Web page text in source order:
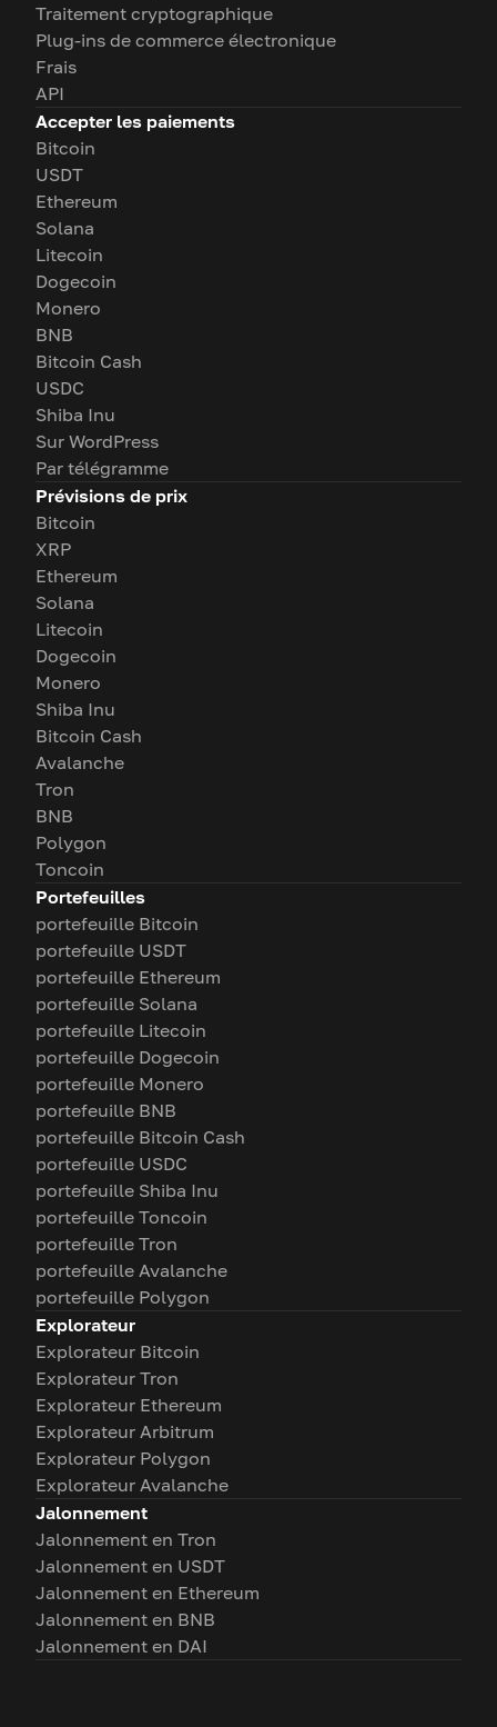
Traitement cryptographique
Plug-ins de commerce électronique
Frais
API
Accepter les paiements
Bitcoin
USDT
Ethereum
Solana
Litecoin
Dogecoin
Monero
BNB
Bitcoin Cash
USDC
Shiba Inu
Sur WordPress
Par télégramme
Prévisions de prix
Bitcoin
XRP
Ethereum
Solana
Litecoin
Dogecoin
Monero
Shiba Inu
Bitcoin Cash
Avalanche
Tron
BNB
Polygon
Toncoin
Portefeuilles
portefeuille Bitcoin
portefeuille USDT
portefeuille Ethereum
portefeuille Solana
portefeuille Litecoin
portefeuille Dogecoin
portefeuille Monero
portefeuille BNB
portefeuille Bitcoin Cash
portefeuille USDC
portefeuille Shiba Inu
portefeuille Toncoin
portefeuille Tron
portefeuille Avalanche
portefeuille Polygon
Explorateur
Explorateur Bitcoin
Explorateur Tron
Explorateur Ethereum
Explorateur Arbitrum
Explorateur Polygon
Explorateur Avalanche
Jalonnement
Jalonnement en Tron
Jalonnement en USDT
Jalonnement en Ethereum
Jalonnement en BNB
Jalonnement en DAI